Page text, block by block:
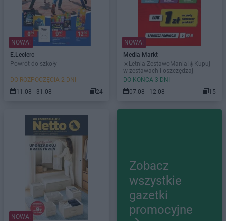
NOWA!
E.Leclerc
Powrót do szkoły
DO ROZPOCZĘCIA 2 DNI
11.08 - 31.08
24
NOWA!
Media Markt
☀️Letnia ZestawoMania!☀️Kupuj
w zestawach i oszczędzaj
DO KOŃCA 3 DNI
07.08 - 12.08
15
NOWA!
Zobacz
wszystkie
gazetki
promocyjne